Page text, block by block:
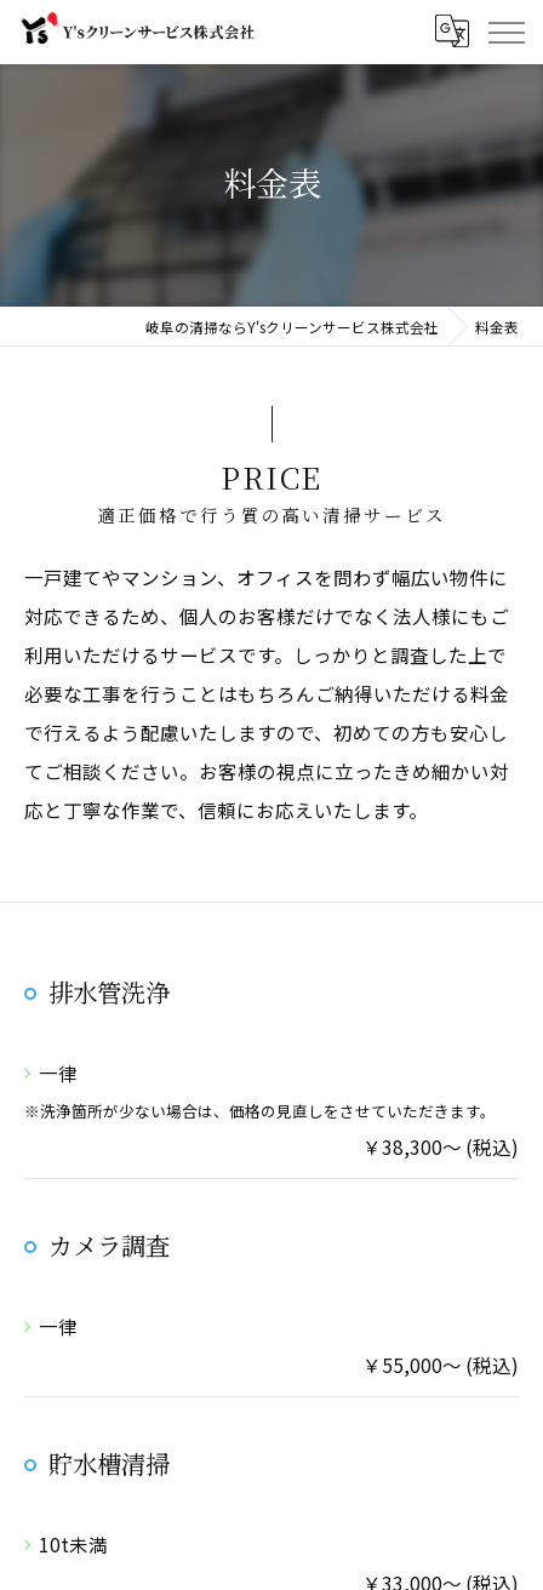
料金表
岐阜の清掃ならY'sクリーンサービス株式会社 料金表
適正価格で行う質の高い清掃サービス
PRICE
一戸建てやマンション、オフィスを問わず幅広い物件に
対応できるため、個人のお客様だけでなく法人様にもご
利用いただけるサービスです。しっかりと調査した上で
必要な工事を行うことはもちろんご納得いただける料金
で行えるよう配慮いたしますので、初めての方も安心し
てご相談ください。お客様の視点に立ったきめ細かい対
応と丁寧な作業で、信頼にお応えいたします。
排水管洗浄
一律
※洗浄箇所が少ない場合は、価格の見直しをさせていただきます。
￥38,300～ (税込)
カメラ調査
一律
￥55,000～ (税込)
貯水槽清掃
10t未満
￥33,000～ (税込)